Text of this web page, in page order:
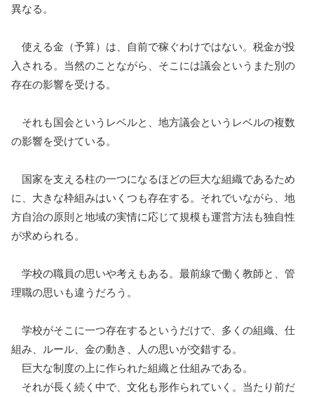
異なる。
使える金（予算）は、自前で稼ぐわけではない。税金が投
入される。当然のことながら、そこには議会というまた別の
存在の影響を受ける。
それも国会というレベルと、地方議会というレベルの複数
の影響を受けている。
国家を支える柱の一つになるほどの巨大な組織であるため
に、大きな枠組みはいくつも存在する。それでいながら、地
方自治の原則と地域の実情に応じて規模も運営方法も独自性
が求められる。
学校の職員の思いや考えもある。最前線で働く教師と、管
理職の思いも違うだろう。
学校がそこに一つ存在するというだけで、多くの組織、仕
組み、ルール、金の動き、人の思いが交錯する。
巨大な制度の上に作られた組織と仕組みである。
それが長く続く中で、文化も形作られていく。当たり前だ